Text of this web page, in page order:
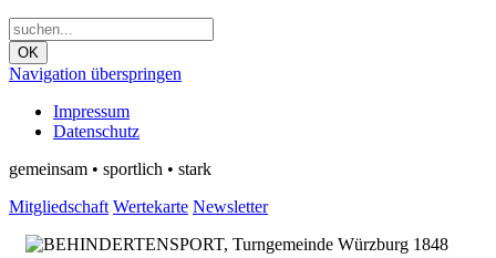
OK
Navigation überspringen
Impressum
Datenschutz
gemeinsam • sportlich • stark
Mitgliedschaft Wertekarte Newsletter